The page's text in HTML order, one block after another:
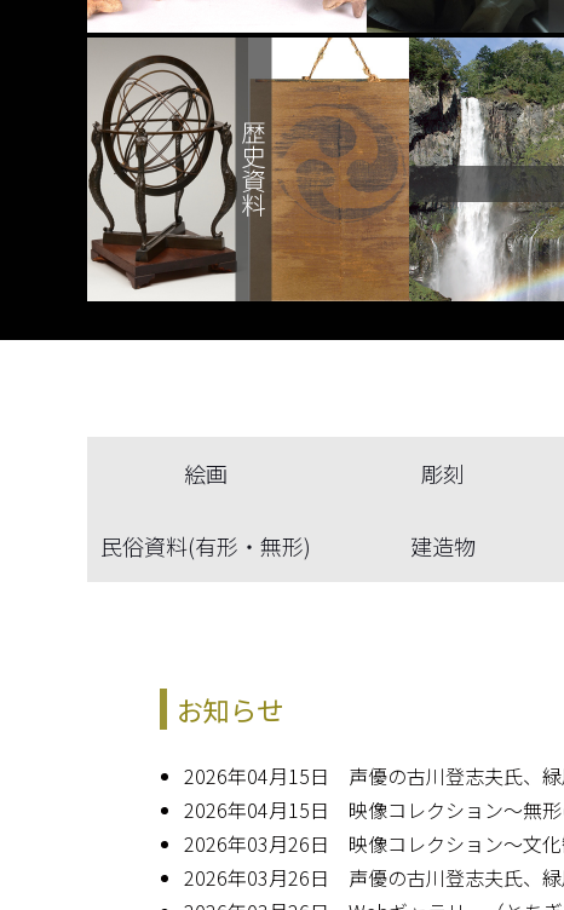
絵画 彫刻
民俗資料(有形・無形) 建造物
お知らせ
2026年04月15日 声優の古川登志夫氏、緑
2026年04月15日 映像コレクション～無
2026年03月26日 映像コレクション～文
2026年03月26日 声優の古川登志夫氏、緑